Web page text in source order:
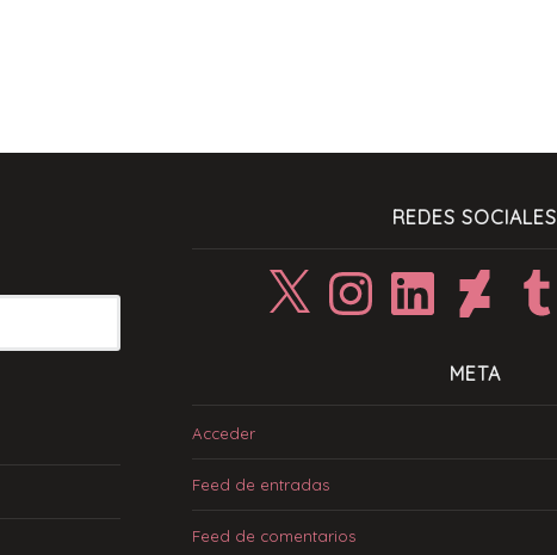
REDES SOCIALES
InstagramLinkedIn DeviantArtTumblr
META
Acceder
Feed de entradas
Feed de comentarios